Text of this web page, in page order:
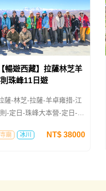
暢遊西藏】拉薩林芝羊
珠峰11日遊
薩-林芝-拉薩-羊卓雍措-江
-定日-珠峰大本營-定日-日
寺廟 冰川 NT$ 38000